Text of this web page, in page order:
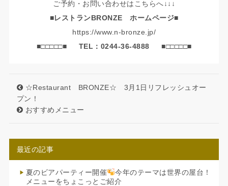
ご予約・お問い合わせはこちらへ↓↓↓
■レストランBRONZE ホームページ■
https://www.n-bronze.jp/
■□□□□□■ TEL：0244-36-4888 ■□□□□□■
☆Restaurant BRONZE☆ 3月1日リフレッシュオー
プン！
おすすめメニュー
最近の記事
夏のビアパーティー開催
今年のテーマは世界の屋台！
メニューをちょこっとご紹介